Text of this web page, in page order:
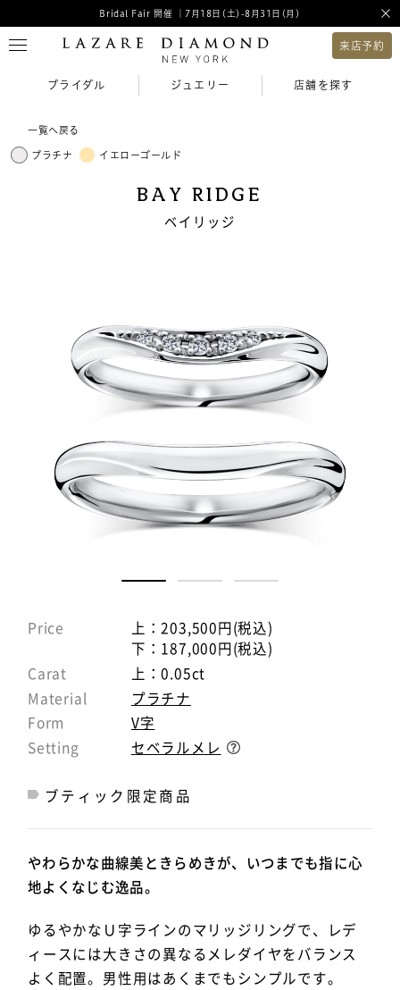
Bridal Fair 開催 ｜7月18日(土)-8月31日(月)
来店予約
ブライダル ジュエリー 店舗を探す
一覧へ戻る
プラチナ イエローゴールド
BAY RIDGE
ベイリッジ
Price
上：203,500円(税込)
下：187,000円(税込)
Carat
上：0.05ct
Material
プラチナ
Form
V字
Setting
セベラルメレ
ブティック限定商品
やわらかな曲線美ときらめきが、いつまでも指に心
地よくなじむ逸品。
ゆるやかなＵ字ラインのマリッジリングで、レデ
ィースには大きさの異なるメレダイヤをバランス
よく配置。男性用はあくまでもシンプルです。